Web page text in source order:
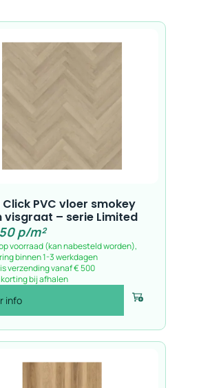
Click PVC vloer smokey
visgraat – serie Limited
p/m²
voorraad (kan nabesteld worden),
binnen 1-3 werkdagen
verzending vanaf € 500
korting bij afhalen
info Voeg toe